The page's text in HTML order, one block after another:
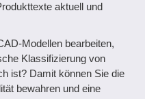
aktuell und
Modellen bearbeiten,
Klassifizierung von
ist? Damit können Sie die
bewahren und eine